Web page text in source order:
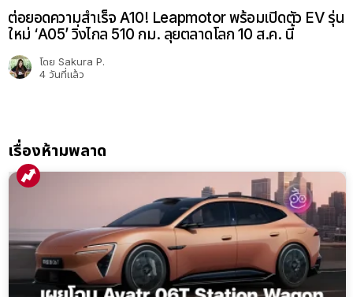
ต่อยอดความสำเร็จ A10! Leapmotor พร้อมเปิดตัว EV รุ่น
ใหม่ ‘A05’ วิ่งไกล 510 กม. ลุยตลาดโลก 10 ส.ค. นี้
โดย Sakura P.
4 วันที่แล้ว
เรื่องห้ามพลาด